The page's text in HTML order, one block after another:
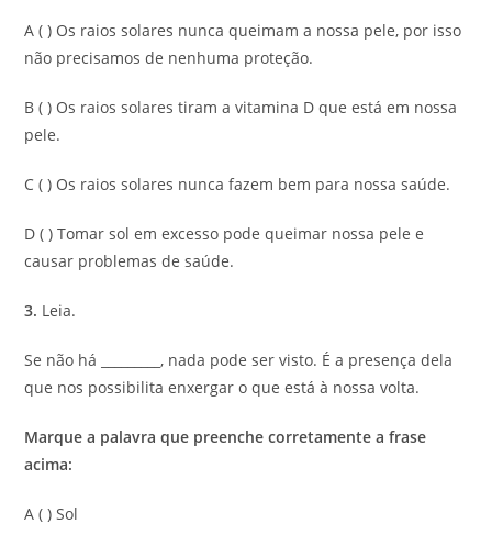
A ( ) Os raios solares nunca queimam a nossa pele, por isso
não precisamos de nenhuma proteção.
B ( ) Os raios solares tiram a vitamina D que está em nossa
pele.
C ( ) Os raios solares nunca fazem bem para nossa saúde.
D ( ) Tomar sol em excesso pode queimar nossa pele e
causar problemas de saúde.
3. Leia.
Se não há _________, nada pode ser visto. É a presença dela
que nos possibilita enxergar o que está à nossa volta.
Marque a palavra que preenche corretamente a frase
acima:
A ( ) Sol